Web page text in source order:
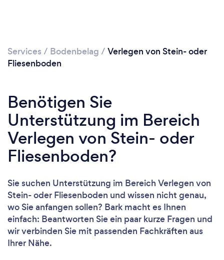
Services / Bodenbelag / Verlegen von Stein- oder
Fliesenboden
Benötigen Sie
Unterstützung im Bereich
Verlegen von Stein- oder
Fliesenboden?
Sie suchen Unterstützung im Bereich Verlegen von
Stein- oder Fliesenboden und wissen nicht genau,
wo Sie anfangen sollen? Bark macht es Ihnen
einfach: Beantworten Sie ein paar kurze Fragen und
wir verbinden Sie mit passenden Fachkräften aus
Ihrer Nähe.